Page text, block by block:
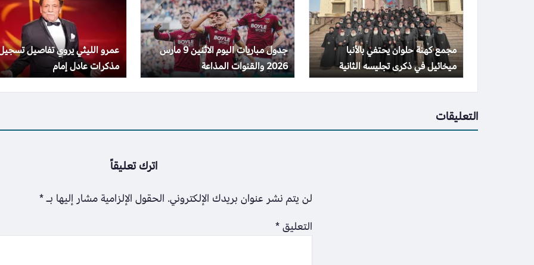
مجمع كهنة حلوان يحتفي بالأنبا
ميخائيل في ذكرى تجليسه الثانية
جدول مباريات اليوم الاثنين 9 مارس
2026 والقنوات المذاعة
عمرو الليثي يروي تفاصيل
مذكرات عادل إمام
التعليقات
اترك تعليقاً
لن يتم نشر عنوان بريدك الإلكتروني. الحقول الإلزامية مشار إليها بـ*
التعليق*